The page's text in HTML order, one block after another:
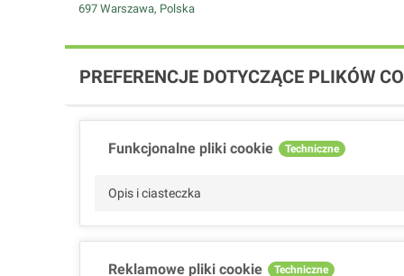
697 Warszawa, Polska
PREFERENCJE DOTYCZĄCE PLIKÓW
Funkcjonalne pliki cookie Techniczne
Opis i ciasteczka
Reklamowe pliki cookie Techniczne